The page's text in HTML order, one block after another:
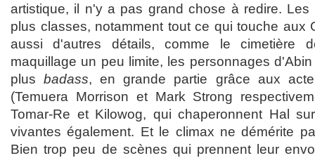
artistique, il n'y a pas grand chose à redire.
plus classes, notamment tout ce qui touche aux
aussi d'autres détails, comme le cimetière
maquillage un peu limite, les personnages
plusbadass, en grande partie grâce aux
(Temuera Morrison et Mark Strong
Tomar-Re et Kilowog, qui chaperonnent Hal
vivantes également. Et le climax ne démérite
Bien trop peu de scènes qui prennent leur